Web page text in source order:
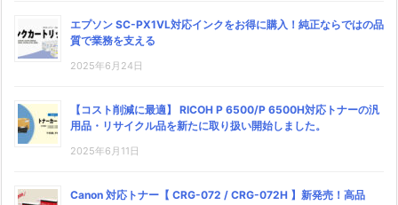
エプソン SC-PX1VL対応インクをお得に購入！純正ならではの品
質で業務を支える
2025年6月24日
【コスト削減に最適】 RICOH P 6500/P 6500H対応トナーの汎
用品・リサイクル品を新たに取り扱い開始しました。
2025年6月11日
Canon 対応トナー【 CRG-072 / CRG-072H 】新発売！高品